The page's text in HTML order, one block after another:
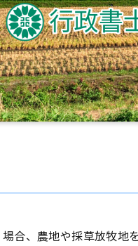
合、農地や採草放牧地